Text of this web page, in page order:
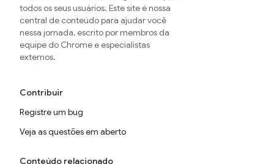
todos os seus usuários. Este site é nossa
central de conteúdo para ajudar você
nessa jornada, escrito por membros da
equipe do Chrome e especialistas
externos.
Contribuir
Registre um bug
Veja as questões em aberto
Conteúdo relacionado